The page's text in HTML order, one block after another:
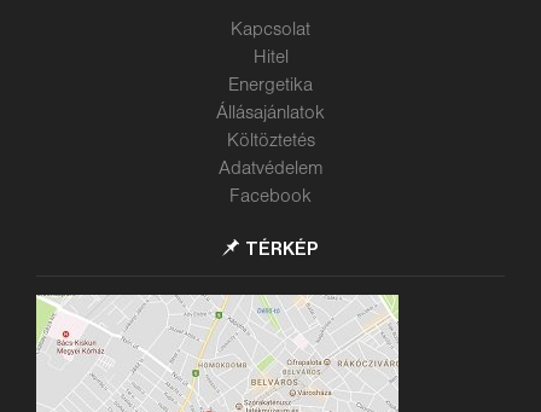
Kapcsolat
Hitel
Energetika
Állásajánlatok
Költöztetés
Adatvédelem
Facebook
TÉRKÉP